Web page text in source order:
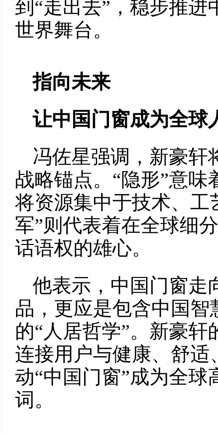
到“走出去”，稳步推
世界舞台。
指向未来
让中国门窗成为全球
冯佐星强调，新豪轩
战略锚点。“隐形”意
将资源集中于技术、工
军”则代表着在全球细
话语权的雄心。
他表示，中国门窗走
品，更应是包含中国
的“人居哲学”。新豪
连接用户与健康、舒
动“中国门窗”成为全
词。